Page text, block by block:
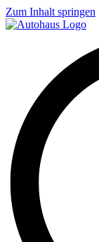
Zum Inhalt springen